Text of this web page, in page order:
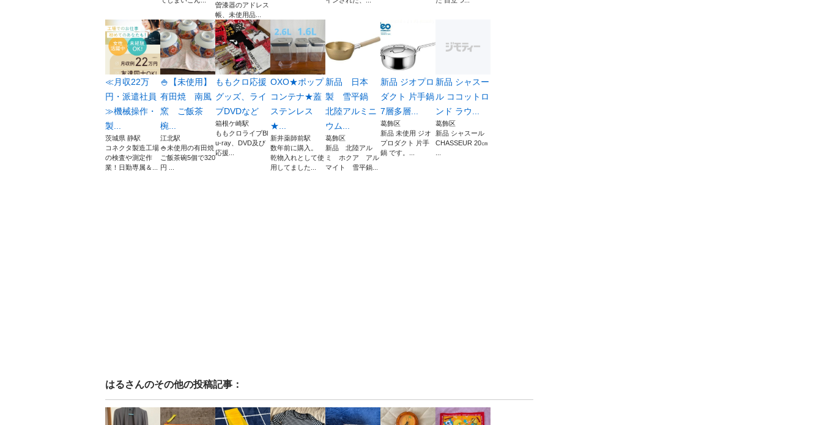
曽漆器のアドレス
帳、未使用品...
≪月収22万
円・派遣社員
≫機械操作・
製...
茨城県 静駅
コネクタ製造工場
の検査や測定作
業！日勤専属＆...
🍚【未使用】
有田焼 南風
窯 ご飯茶
椀...
江北駅
🍚未使用の有田焼
ご飯茶碗5個で320
円 ...
ももクロ応援
グッズ、ライ
ブDVDなど
箱根ケ崎駅
ももクロライブBl
u-ray、DVD及び
応援...
OXO★ポップ
コンテナ★蓋
ステンレス
★...
新井薬師前駅
数年前に購入。
乾物入れとして使
用してました...
新品 日本
製 雪平鍋
北陸アルミニ
ウム...
葛飾区
新品 北陸アル
ミ ホクア アル
マイト 雪平鍋...
新品 ジオプロ
ダクト 片手鍋
7層多層...
葛飾区
新品 未使用 ジオ
プロダクト 片手
鍋 です。...
新品 シャスー
ル ココットロ
ンド ラウ...
葛飾区
新品 シャスール
CHASSEUR 20㎝
はるさんのその他の投稿記事：